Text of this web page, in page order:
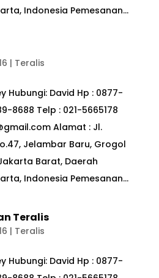
Indonesia Pemesanan...
| Teralis
Hubungi: David Hp : 0877-
8688 Telp : 021-5665178
Alamat : Jl.
Jelambar Baru, Grogol
Barat, Daerah
Indonesia Pemesanan...
Teralis
| Teralis
Hubungi: David Hp : 0877-